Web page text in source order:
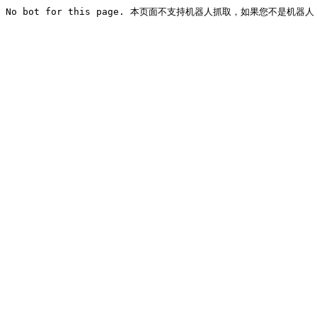
No bot for this page. 本页面不支持机器人抓取，如果您不是机器人，